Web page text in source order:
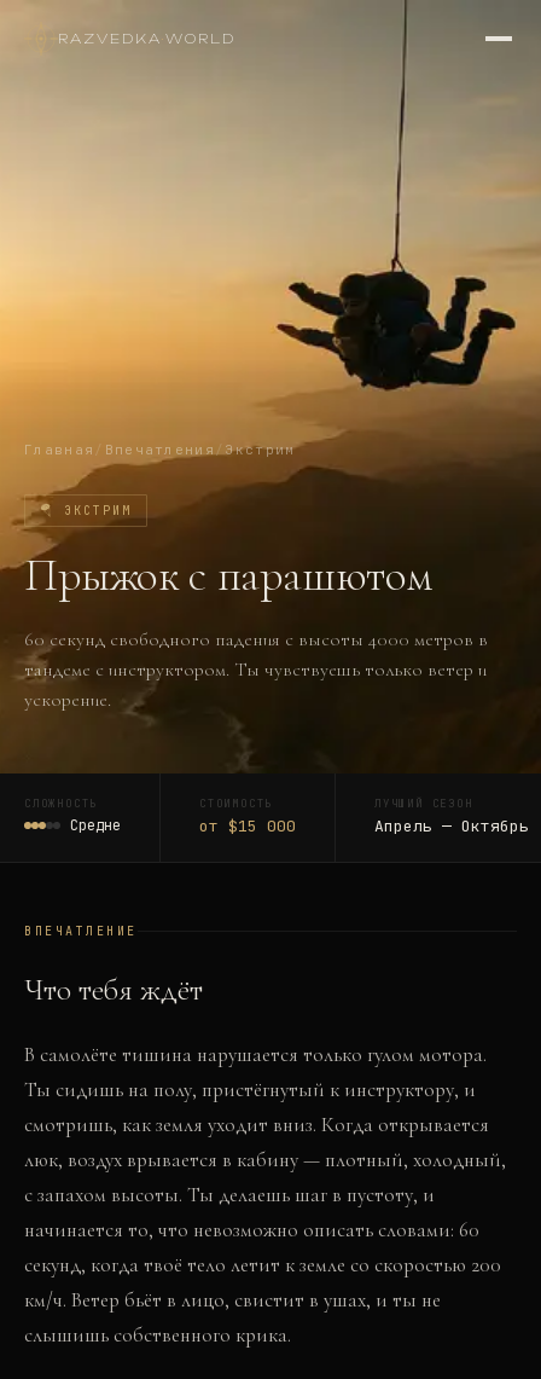
RAZVEDKA·WORLD
Главная / Впечатления / Экстрим
🪂 ЭКСТРИМ
Прыжок с парашютом
60 секунд свободного падения с высоты 4000 метров в
тандеме с инструктором. Ты чувствуешь только ветер и
ускорение.
СЛОЖНОСТЬ
Средне
СТОИМОСТЬ
от $15 000
ЛУЧШИЙ СЕЗОН
Апрель — Октябрь
ВПЕЧАТЛЕНИЕ
Что тебя ждёт
В самолёте тишина нарушается только гулом мотора.
Ты сидишь на полу, пристёгнутый к инструктору, и
смотришь, как земля уходит вниз. Когда открывается
люк, воздух врывается в кабину — плотный, холодный,
с запахом высоты. Ты делаешь шаг в пустоту, и
начинается то, что невозможно описать словами: 60
секунд, когда твоё тело летит к земле со скоростью 200
км/ч. Ветер бьёт в лицо, свистит в ушах, и ты не
слышишь собственного крика.